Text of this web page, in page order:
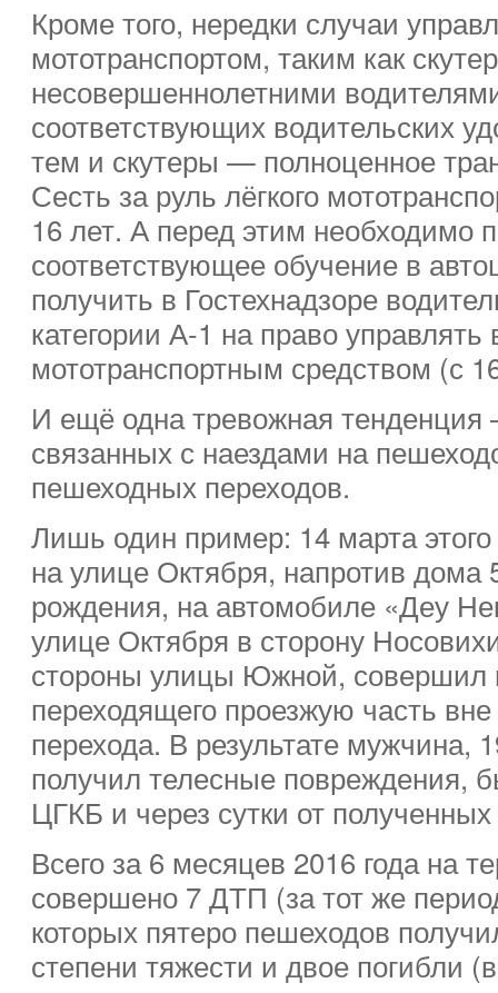
Кроме того, нередки случаи
мототранспортом, таким как
несовершеннолетними
соответствующих водительских
тем и скутеры — полноценное
Сесть за руль лёгкого
16 лет. А перед этим необходимо
соответствующее обучение в
получить в Гостехнадзоре
категории А-1 на право
мототранспортным средством (с
И ещё одна тревожная
связанных с наездами на
пешеходных переходов.
Лишь один пример: 14 марта
на улице Октября, напротив дома
рождения, на автомобиле «Деу
улице Октября в сторону
стороны улицы Южной, совершил
переходящего проезжую часть
перехода. В результате мужчина,
получил телесные повреждения,
ЦГКБ и через сутки от
Всего за 6 месяцев 2016 года на
совершено 7 ДТП (за тот же
которых пятеро пешеходов
степени тяжести и двое погибли